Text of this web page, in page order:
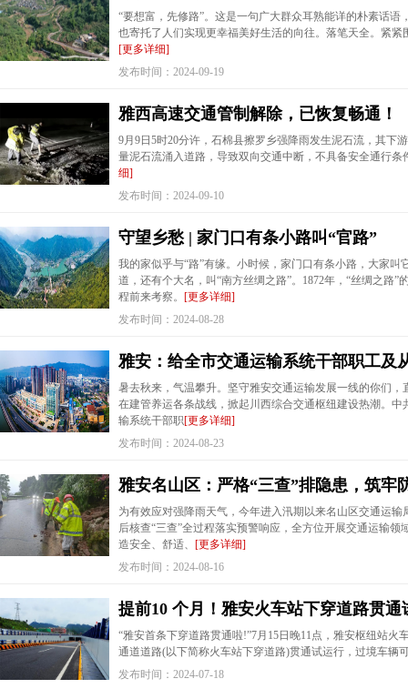
“要想富，先修路”。这是一句广大群众耳熟能详的朴素话
也寄托了人们实现更幸福美好生活的向往。落笔天全。紧
[更多详细]
发布时间：2024-09-19
雅西高速交通管制解除，已恢复畅通！
9月9日5时20分许，石棉县擦罗乡强降雨发生泥石流，其下
量泥石流涌入道路，导致双向交通中断，不具备安全通行
细]
发布时间：2024-09-10
守望乡愁 | 家门口有条小路叫“官路”
我的家似乎与“路”有缘。小时候，家门口有条小路，大家叫
道，还有个大名，叫“南方丝绸之路”。1872年，“丝绸之路
程前来考察。 [更多详细]
发布时间：2024-08-28
雅安：给全市交通运输系统干部职工及
暑去秋来，气温攀升。坚守雅安交通运输发展一线的你们
在建管养运各条战线，掀起川西综合交通枢纽建设热潮。
输系统干部职[更多详细]
发布时间：2024-08-23
雅安名山区：严格“三查”排隐患，筑牢
为有效应对强降雨天气，今年进入汛期以来名山区交通运
后核查“三查”全过程落实预警响应，全方位开展交通运输
造安全、舒适、 [更多详细]
发布时间：2024-08-16
提前10 个月！雅安火车站下穿道路贯通
“雅安首条下穿道路贯通啦!”7月15日晚11点，雅安枢纽站火
通道道路(以下简称火车站下穿道路)贯通试运行，过境车辆
发布时间：2024-07-18